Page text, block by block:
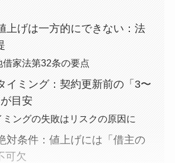
上げは一方的にできない：法
借家法第32条の要点
イミング：契約更新前の「3〜
目安
ミングの失敗はリスクの原因に
対条件：値上げには「借主の
可欠